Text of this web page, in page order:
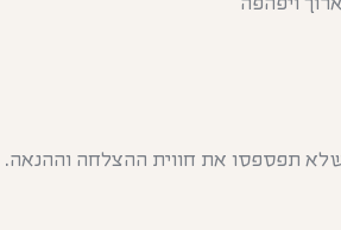
תפספסו את חווית ההצלחה וההנאה.